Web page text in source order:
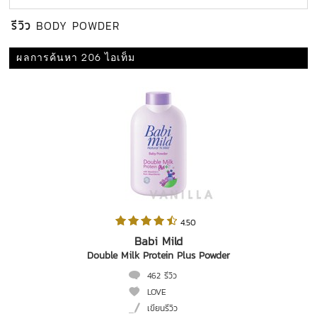
รีวิว BODY POWDER
ผลการค้นหา 206 ไอเท็ม
4.50
Babi Mild
Double Milk Protein Plus Powder
462 รีวิว
LOVE
เขียนรีวิว